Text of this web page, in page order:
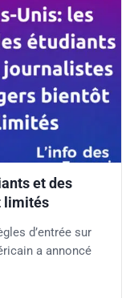
et des
limités
d’entrée sur
a annoncé